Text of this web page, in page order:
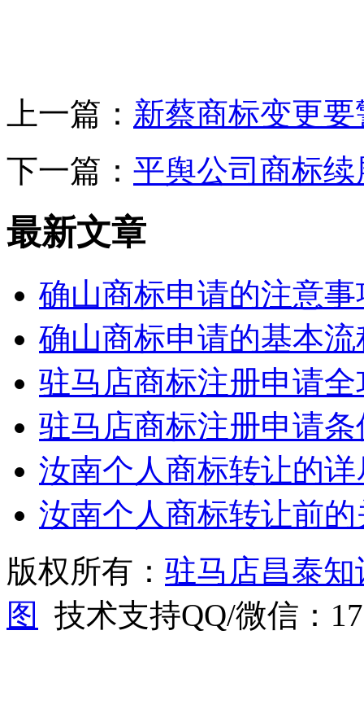
上一篇： 新蔡商标变更
下一篇： 平舆公司商标
最新文章
确山商标申请的注意事
确山商标申请的基本流
驻马店商标注册申请全
驻马店商标注册申请
汝南个人商标转让的
汝南个人商标转让前
版权所有： 驻马店昌泰
图
技术支持QQ/微信：